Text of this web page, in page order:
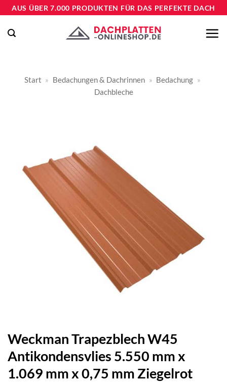
Zum
springen
AUS ÜBER 7.000 PRODUKTEN FÜR DAS PERFEKTE DACH
Start » Bedachungen & Dachrinnen » Bedachung »
Dachbleche
Weckman Trapezblech W45
Antikondensvlies 5.550 mm x
1.069 mm x 0,75 mm Ziegelrot